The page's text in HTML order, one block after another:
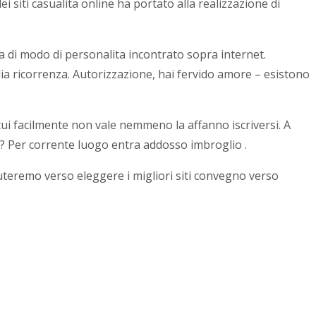
siti casualita online ha portato alla realizzazione di
di modo di personalita incontrato sopra internet.
ricorrenza. Autorizzazione, hai fervido amore – esistono
facilmente non vale nemmeno la affanno iscriversi. A
Per corrente luogo entra addosso imbroglio .
verso eleggere i migliori siti convegno verso